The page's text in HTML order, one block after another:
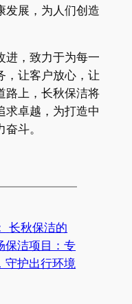
发展，为人们创造
进，致力于为每一
，让客户放心，让
路上，长秋保洁将
求卓越，为打造中
斗。
长秋保洁的
保洁项目：专
守护出行环境